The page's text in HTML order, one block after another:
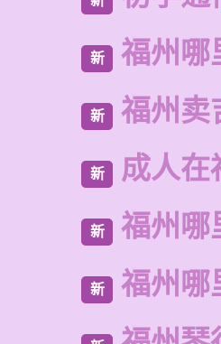
新 福州哪
新 福州卖
新 成人在
新 福州哪
新 福州哪